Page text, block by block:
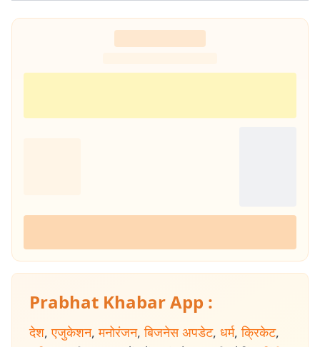
Prabhat Khabar App :
देश, एजुकेशन, मनोरंजन, बिजनेस अपडेट, धर्म, क्रिकेट,